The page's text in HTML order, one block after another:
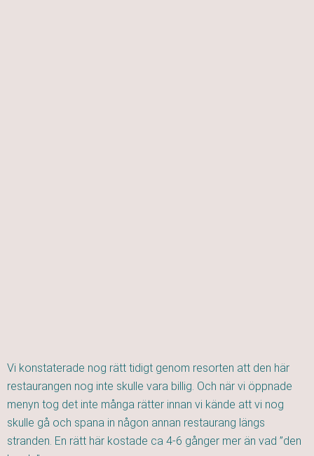
Vi konstaterade nog rätt tidigt genom resorten att den här
restaurangen nog inte skulle vara billig. Och när vi öppnade
menyn tog det inte många rätter innan vi kände att vi nog
skulle gå och spana in någon annan restaurang längs
stranden. En rätt här kostade ca 4-6 gånger mer än vad ”den